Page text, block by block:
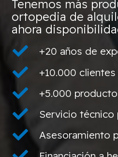
Tenemos más
ortopedia de
ahora
+20 años de
+10.000
+5.000
Servicio técnico
Asesoramiento